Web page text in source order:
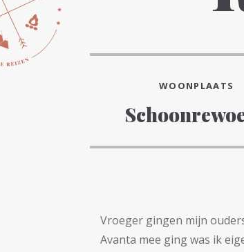
WOONPLAATS
Vroeger gingen mijn
Avanta mee ging was ik